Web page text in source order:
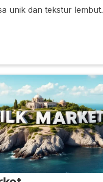
unik dan tekstur lembut.